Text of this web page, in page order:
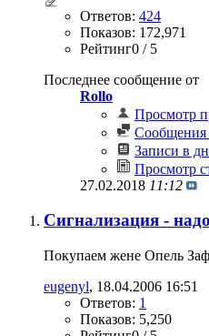
Ответов: 424
Показов: 172,971
Рейтинг0 / 5
Последнее сообщение от
Rollo
Просмотр
Сообщения
Записи в
Просмотр
27.02.2018 11:12
Сигнализация -
Покупаем жене Опель
eugenyl‎, 18.04.2006 16:51
Ответов: 1
Показов: 5,250